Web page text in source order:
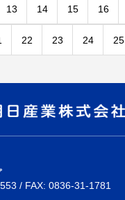
13 14 15 16
22 23 24 25
/ FAX: 0836-31-1781